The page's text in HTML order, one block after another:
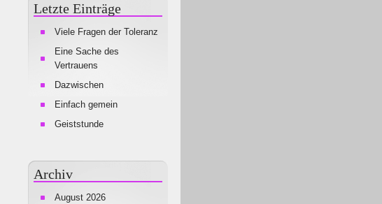
Letzte Einträge
Viele Fragen der Toleranz
Eine Sache des
Vertrauens
Dazwischen
Einfach gemein
Geiststunde
Archiv
August 2026